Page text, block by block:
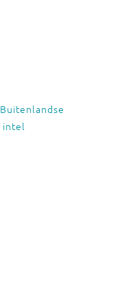
Buitenlandse
intel